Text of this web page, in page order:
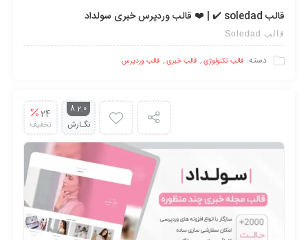
قالب soledad ✔️ | ❤️ قالب وردپرس خبری سولداد
قالب Soledad
دسته: قالب تکنولوژی, قالب خبری, قالب وردپرس
24
تخفیف
8.2.0
نگـارش